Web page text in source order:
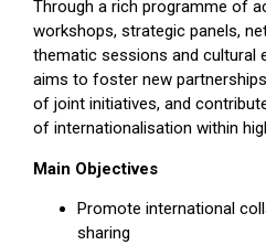
Through a rich programme of
workshops, strategic panels,
thematic sessions and cultural
aims to foster new
of joint initiatives, and
of internationalisation within
Main Objectives
Promote international
sharing